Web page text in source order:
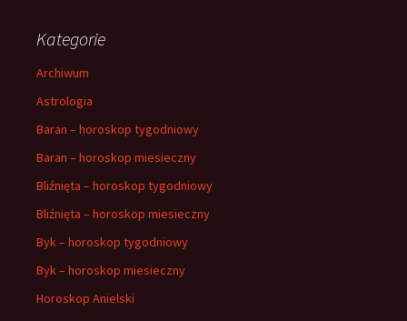
Kategorie
Archiwum
Astrologia
Baran – horoskop tygodniowy
Baran – horoskop miesieczny
Bliźnięta – horoskop tygodniowy
Bliźnięta – horoskop miesieczny
Byk – horoskop tygodniowy
Byk – horoskop miesieczny
Horoskop Anielski